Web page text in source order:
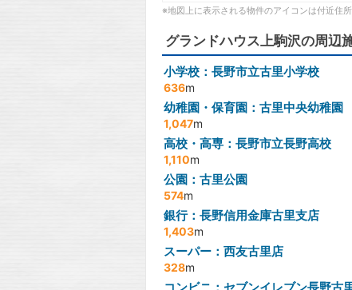
※地図上に表示される物件のアイコンは付近住
グランドハウス上駒沢の周辺
小学校：長野市立古里小学校
636m
幼稚園・保育園：古里中央幼稚園
1,047m
高校・高専：長野市立長野高校
1,110m
公園：古里公園
574m
銀行：長野信用金庫古里支店
1,403m
スーパー：西友古里店
328m